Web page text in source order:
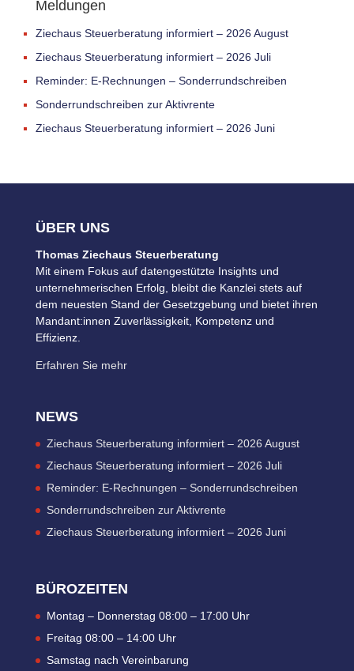
Meldungen
Ziechaus Steuerberatung informiert – 2026 August
Ziechaus Steuerberatung informiert – 2026 Juli
Reminder: E-Rechnungen – Sonderrundschreiben
Sonderrundschreiben zur Aktivrente
Ziechaus Steuerberatung informiert – 2026 Juni
ÜBER UNS
Thomas Ziechaus Steuerberatung
Mit einem Fokus auf datengestützte Insights und
unternehmerischen Erfolg, bleibt die Kanzlei stets auf
dem neuesten Stand der Gesetzgebung und bietet ihren
Mandant:innen Zuverlässigkeit, Kompetenz und
Effizienz.
Erfahren Sie mehr
NEWS
Ziechaus Steuerberatung informiert – 2026 August
Ziechaus Steuerberatung informiert – 2026 Juli
Reminder: E-Rechnungen – Sonderrundschreiben
Sonderrundschreiben zur Aktivrente
Ziechaus Steuerberatung informiert – 2026 Juni
BÜROZEITEN
Montag – Donnerstag 08:00 – 17:00 Uhr
Freitag 08:00 – 14:00 Uhr
Samstag nach Vereinbarung